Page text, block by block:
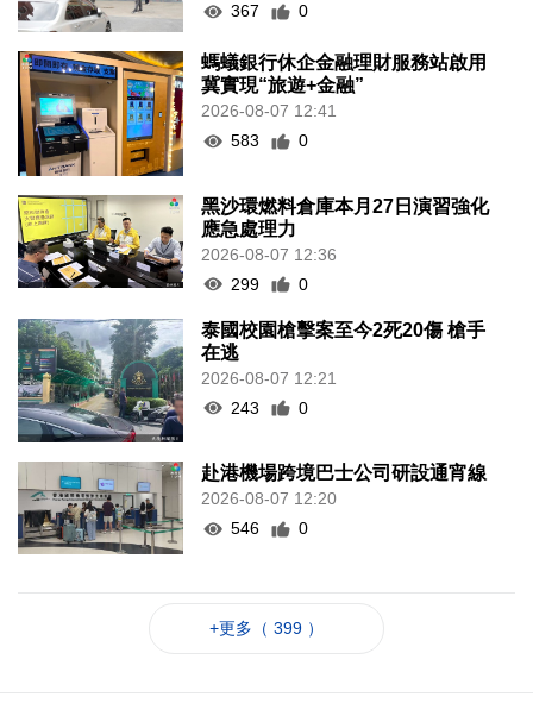
367
0
螞蟻銀行休企金融理財服務站啟用
冀實現“旅遊+金融”
2026-08-07 12:41
583
0
黑沙環燃料倉庫本月27日演習強化
應急處理力
2026-08-07 12:36
299
0
泰國校園槍擊案至今2死20傷 槍手
在逃
2026-08-07 12:21
243
0
赴港機場跨境巴士公司研設通宵線
2026-08-07 12:20
546
0
+更多（ 399 ）